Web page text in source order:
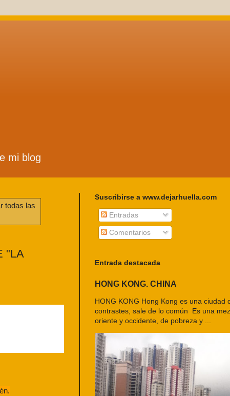
mi blog
todas las
"LA
Suscribirse a www.dejarhuella.com
Entradas
Comentarios
Entrada destacada
HONG KONG. CHINA
HONG KONG Hong Kong es una ciudad
contrastes, sale de lo común Es una
oriente y occidente, de pobreza y ...